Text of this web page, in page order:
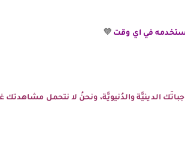
في اي وقت 💜
الدينيَّة والدُنيويَّة، ونحنُ لا نتحمل مشاهدتك